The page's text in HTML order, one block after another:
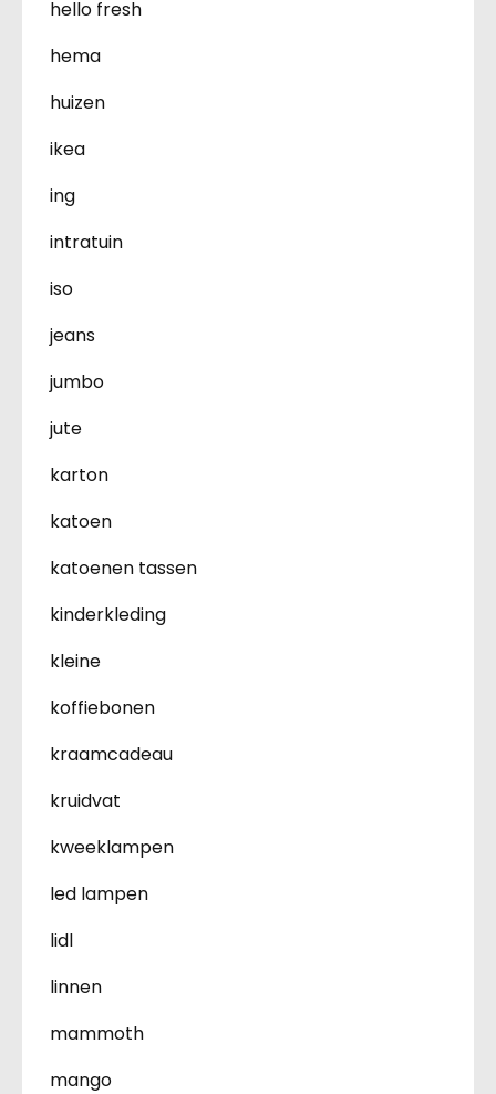
hello fresh
hema
huizen
ikea
ing
intratuin
iso
jeans
jumbo
jute
karton
katoen
katoenen tassen
kinderkleding
kleine
koffiebonen
kraamcadeau
kruidvat
kweeklampen
led lampen
lidl
linnen
mammoth
mango